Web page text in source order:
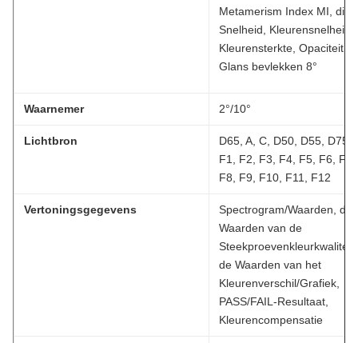
Metamerism Index MI, die
Snelheid, Kleurensnelheid,
Kleurensterkte, Opaciteit,
Glans bevlekken 8°
Waarnemer 2°/10°
Lichtbron
D65, A, C, D50, D55, D75,
F1, F2, F3, F4, F5, F6, F7,
F8, F9, F10, F11, F12
Vertoningsgegevens
Spectrogram/Waarden, de
Waarden van de
Steekproevenkleurkwaliteit,
de Waarden van het
Kleurenverschil/Grafiek,
PASS/FAIL-Resultaat,
Kleurencompensatie